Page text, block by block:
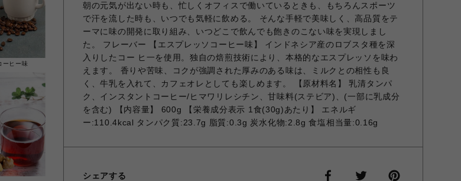
ーヒー味
朝の元気が出ない時も、忙しくオフィスで働いているときも、もちろんスポーツ
で汗を流した時も、いつでも気軽に飲める。 そんな手軽で美味しく、高品質をテ
ーマに味の開発に取り組み、いつどこで飲んでも飽きのこない味を実現しまし
た。 フレーバー 【エスプレッソコーヒー味】 インドネシア産のロブスタ種を深
入りしたコー ヒ一を使用。独自の焙煎技術により、本格的なエスプレッソを味わ
えます。 香りや苦味、コクが強調された厚みのある味は、ミルクとの相性も良
く、牛乳を入れて、カフェオレとしても楽しめます。 【原材料名】 乳清タンパ
ク、インスタントコーヒー/ヒマワリレシチン、甘味料(ステビア)、(一部に乳成分
を含む) 【内容量】 600g 【栄養成分表示 1食(30g)あたり】 エネルギ
ー:110.4kcal タンパク質:23.7g 脂質:0.3g 炭水化物:2.8g 食塩相当量:0.16g
シェアする